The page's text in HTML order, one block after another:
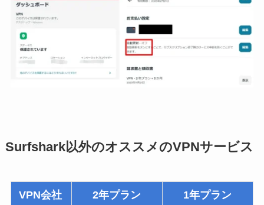
Surfshark以外のオススメのVPNサービス
VPN会社
2年プラン
1年プラン